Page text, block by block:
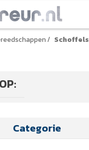
/ Schoffels
Categorie